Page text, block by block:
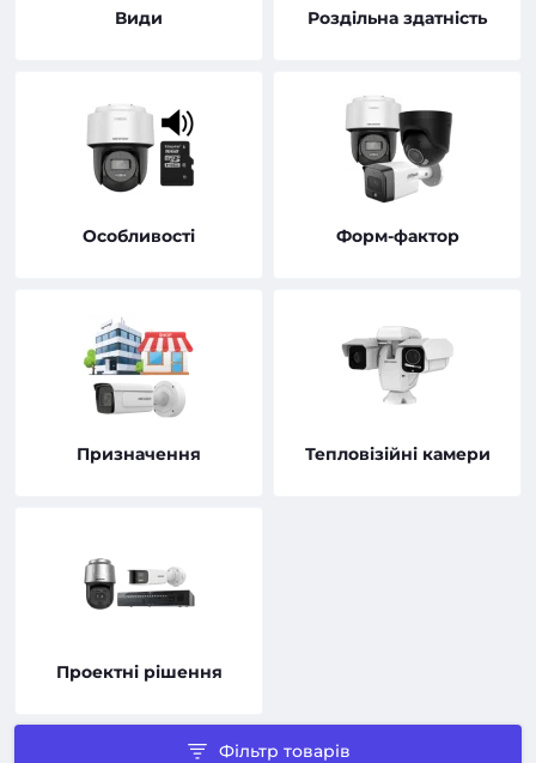
Види Роздільна здатність
Особливості Форм-фактор
Призначення Тепловізійні камери
Проектні рішення
Фільтр товарів